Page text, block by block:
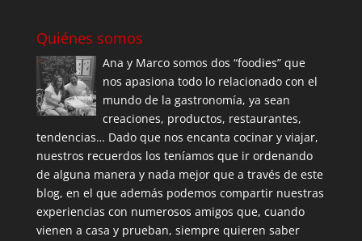
Quiénes somos
Ana y Marco somos dos “foodies” que
nos apasiona todo lo relacionado con el
mundo de la gastronomía, ya sean
creaciones, productos, restaurantes,
tendencias… Dado que nos encanta cocinar y viajar,
nuestros recuerdos los teníamos que ir ordenando
de alguna manera y nada mejor que a través de este
blog, en el que además podemos compartir nuestras
experiencias con numerosos amigos que, cuando
vienen a casa y prueban, siempre quieren saber